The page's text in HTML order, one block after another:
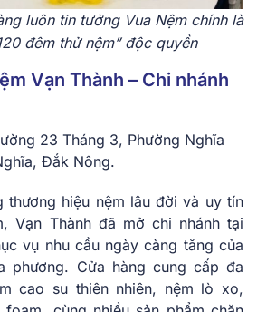
luôn tin tưởng Vua Nệm chính là
đêm thử nệm” độc quyền
Vạn Thành – Chi nhánh
23 Tháng 3, Phường Nghĩa
Đắk Nông.
thương hiệu nệm lâu đời và uy tín
Vạn Thành đã mở chi nhánh tại
vụ nhu cầu ngày càng tăng của
phương. Cửa hàng cung cấp đa
cao su thiên nhiên, nệm lò xo,